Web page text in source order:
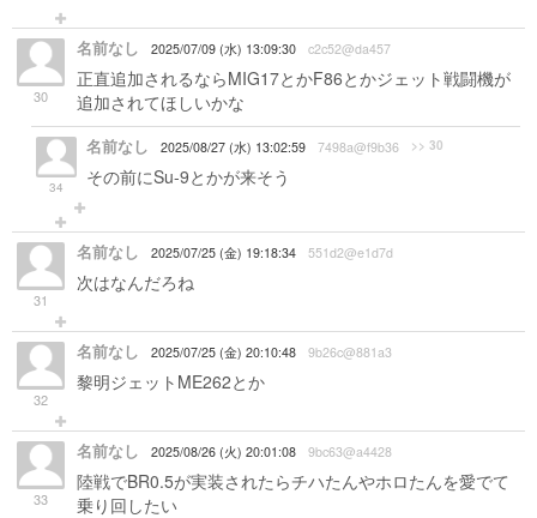
30
名前なし 2025/07/09 (水) 13:09:30 c2c52@da457
正直追加されるならMIG17とかF86とかジェット戦闘機が
追加されてほしいかな
34
名前なし 2025/08/27 (水) 13:02:59 7498a@f9b36 >> 30
その前にSu-9とかが来そう
31
名前なし 2025/07/25 (金) 19:18:34 551d2@e1d7d
次はなんだろね
32
名前なし 2025/07/25 (金) 20:10:48 9b26c@881a3
黎明ジェットME262とか
33
名前なし 2025/08/26 (火) 20:01:08 9bc63@a4428
陸戦でBR0.5が実装されたらチハたんやホロたんを愛でて
乗り回したい